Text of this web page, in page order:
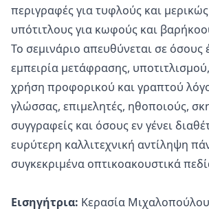
περιγραφές για τυφλούς και
υπότιτλους για κωφούς και
Το σεμινάριο απευθύνεται σε όσους
εμπειρία μετάφρασης,
χρήση προφορικού και γραπτού
γλώσσας, επιμελητές, ηθοποιούς,
συγγραφείς και όσους εν γένει
ευρύτερη καλλιτεχνική αντίληψη
συγκεκριμένα οπτικοακουστικά
Εισηγήτρια: Κερασία